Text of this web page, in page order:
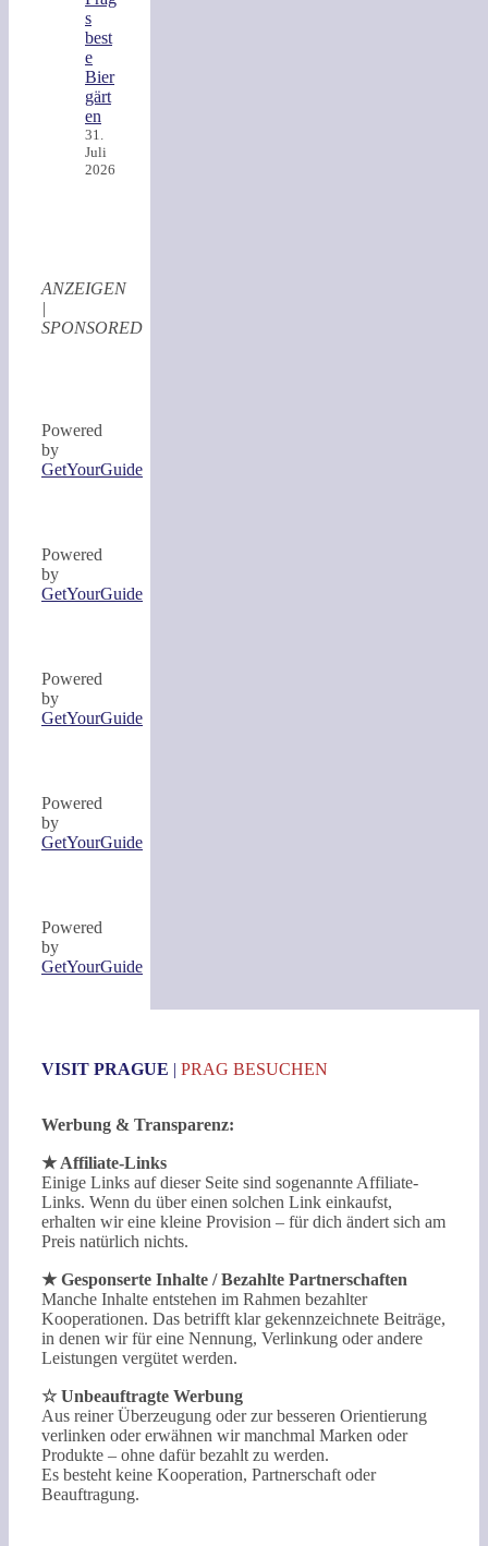
s
best
e
Bier
gärt
en
31.
Juli
2026
ANZEIGEN
|
SPONSORED
Powered
by
GetYourGuide
Powered
by
GetYourGuide
Powered
by
GetYourGuide
Powered
by
GetYourGuide
Powered
by
GetYourGuide
VISIT PRAGUE | PRAG BESUCHEN
Werbung & Transparenz:
★ Affiliate-Links
Einige Links auf dieser Seite sind sogenannte Affiliate-
Links. Wenn du über einen solchen Link einkaufst,
erhalten wir eine kleine Provision – für dich ändert sich am
Preis natürlich nichts.
★ Gesponserte Inhalte / Bezahlte Partnerschaften
Manche Inhalte entstehen im Rahmen bezahlter
Kooperationen. Das betrifft klar gekennzeichnete Beiträge,
in denen wir für eine Nennung, Verlinkung oder andere
Leistungen vergütet werden.
☆ Unbeauftragte Werbung
Aus reiner Überzeugung oder zur besseren Orientierung
verlinken oder erwähnen wir manchmal Marken oder
Produkte – ohne dafür bezahlt zu werden.
Es besteht keine Kooperation, Partnerschaft oder
Beauftragung.